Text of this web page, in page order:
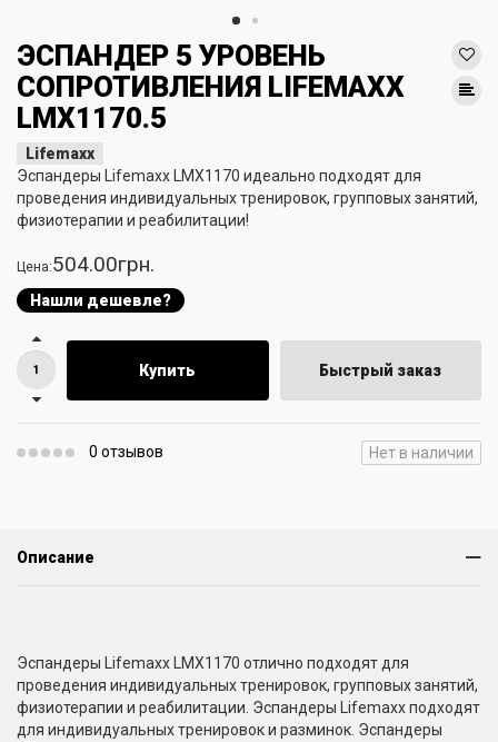
ЭСПАНДЕР 5 УРОВЕНЬ
СОПРОТИВЛЕНИЯ LIFEMAXX
LMX1170.5
Lifemaxx
Эспандеры Lifemaxx LMX1170 идеально подходят для
проведения индивидуальных тренировок, групповых занятий,
физиотерапии и реабилитации!
Цена:504.00грн.
Нашли дешевле?
Купить Быстрый заказ
0 отзывов Нет в наличии
Описание
Эспандеры Lifemaxx LMX1170 отлично подходят для
проведения индивидуальных тренировок, групповых занятий,
физиотерапии и реабилитации. Эспандеры Lifemaxx подходят
для индивидуальных тренировок и разминок. Эспандеры